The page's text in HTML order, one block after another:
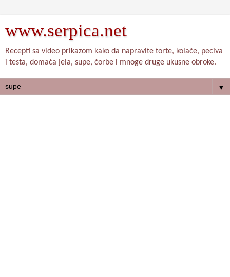
www.serpica.net
Recepti sa video prikazom kako da napravite torte, kolače, peciva
i testa, domaća jela, supe, čorbe i mnoge druge ukusne obroke.
▼